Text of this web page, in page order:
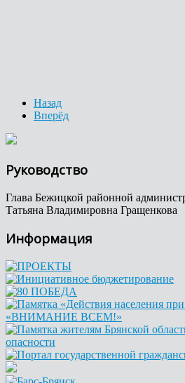
Назад
Вперёд
Руководство
Глава Бежицкой районной
Татьяна Владимировна Гращенкова
Информация